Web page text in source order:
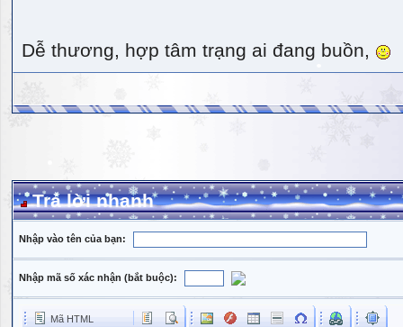
Dễ thương, hợp tâm trạng ai đang buồn,
Trả lời nhanh
Nhập vào tên của bạn:
Nhập mã số xác nhận (bắt buộc):
Mã HTML